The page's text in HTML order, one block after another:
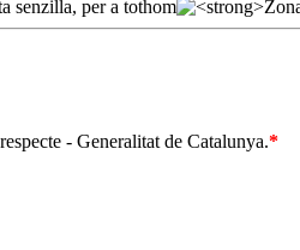
- Generalitat de Catalunya.*